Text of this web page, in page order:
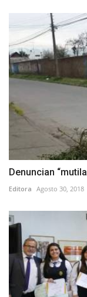
Denuncian
Editora Agosto 30, 2018